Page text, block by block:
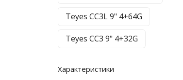
Teyes CC3L 9" 4+64G
Teyes CC3 9" 4+32G
Характеристики